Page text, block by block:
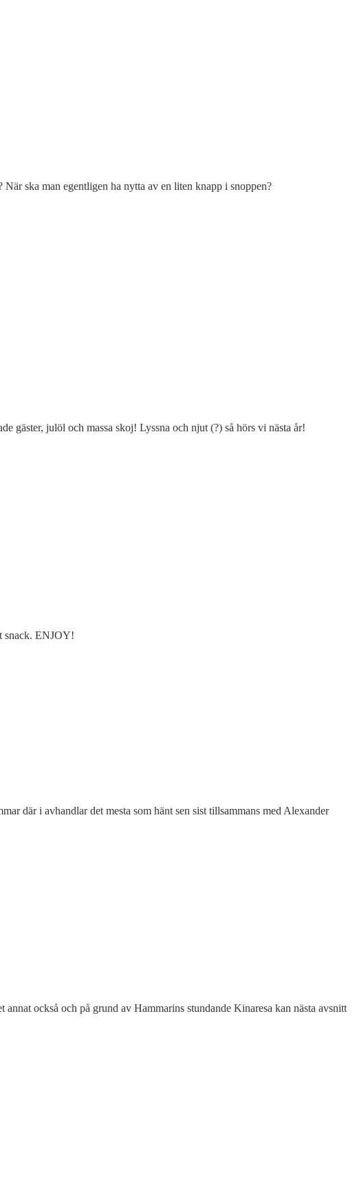
ska man egentligen ha nytta av en liten knapp i snoppen?
gäster, julöl och massa skoj! Lyssna och njut (?) så hörs vi nästa år!
snack. ENJOY!
där i avhandlar det mesta som hänt sen sist tillsammans med Alexander
också och på grund av Hammarins stundande Kinaresa kan nästa avsnitt